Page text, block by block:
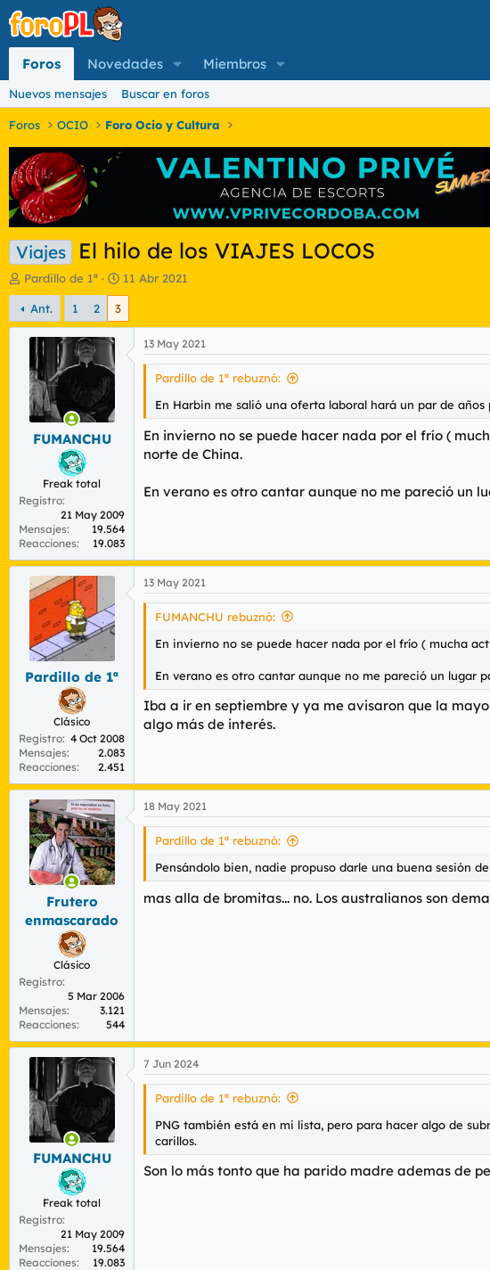
Foros Novedades Miembros
Nuevos mensajes Buscar en foros
Foros OCIO Foro Ocio y Cultura
Viajes El hilo de los VIAJES LOCOS
I
n
i
c
d
o
d
m
Pardillo de 1ª
F
e
h
d
11 Abr 2021
Ant. 1 2 3
FUMANCHU
Freak total
Registro
21 May 2009
Mensajes
19.564
Reacciones
19.083
13 May 2021
Pardillo de 1ª rebuznó:
En Harbin me salió una oferta laboral hará un par de
En invierno no se puede hacer nada por el frío (
norte de China.
En verano es otro cantar aunque no me pareció un
Pardillo de 1ª
Clásico
Registro 4 Oct 2008
Mensajes
2.083
Reacciones
2.451
13 May 2021
FUMANCHU rebuznó:
En invierno no se puede hacer nada por el frío ( mucha
En verano es otro cantar aunque no me pareció un lugar
Iba a ir en septiembre y ya me avisaron que la
algo más de interés.
Frutero
enmascarado
Clásico
Registro
5 Mar 2006
Mensajes
3.121
Reacciones
544
18 May 2021
Pardillo de 1ª rebuznó:
Pensándolo bien, nadie propuso darle una buena sesión
mas alla de bromitas... no. Los australianos son
FUMANCHU
Freak total
Registro
21 May 2009
Mensajes
19.564
Reacciones
19.083
7 Jun 2024
Pardillo de 1ª rebuznó:
PNG también está en mi lista, pero para hacer algo de
carillos.
Son lo más tonto que ha parido madre ademas de